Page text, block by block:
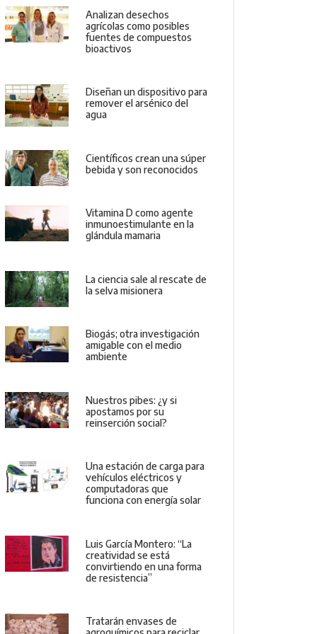
Analizan desechos
agrícolas como posibles
fuentes de compuestos
bioactivos
Diseñan un dispositivo para
remover el arsénico del
agua
Científicos crean una súper
bebida y son reconocidos
Vitamina D como agente
inmunoestimulante en la
glándula mamaria
La ciencia sale al rescate de
la selva misionera
Biogás; otra investigación
amigable con el medio
ambiente
Nuestros pibes: ¿y si
apostamos por su
reinserción social?
Una estación de carga para
vehículos eléctricos y
computadoras que
funciona con energía solar
Luis García Montero: “La
creatividad se está
convirtiendo en una forma
de resistencia”
Tratarán envases de